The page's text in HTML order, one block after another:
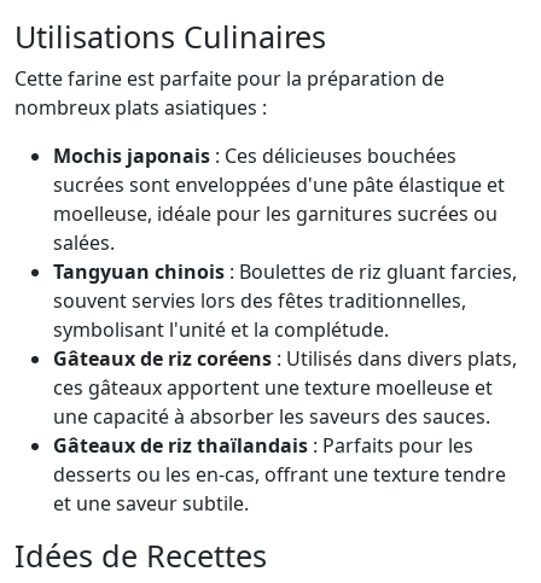
Utilisations Culinaires
Cette farine est parfaite pour la préparation de
nombreux plats asiatiques :
Mochis japonais : Ces délicieuses bouchées
sucrées sont enveloppées d'une pâte élastique et
moelleuse, idéale pour les garnitures sucrées ou
salées.
Tangyuan chinois : Boulettes de riz gluant farcies,
souvent servies lors des fêtes traditionnelles,
symbolisant l'unité et la complétude.
Gâteaux de riz coréens : Utilisés dans divers plats,
ces gâteaux apportent une texture moelleuse et
une capacité à absorber les saveurs des sauces.
Gâteaux de riz thaïlandais : Parfaits pour les
desserts ou les en-cas, offrant une texture tendre
et une saveur subtile.
Idées de Recettes